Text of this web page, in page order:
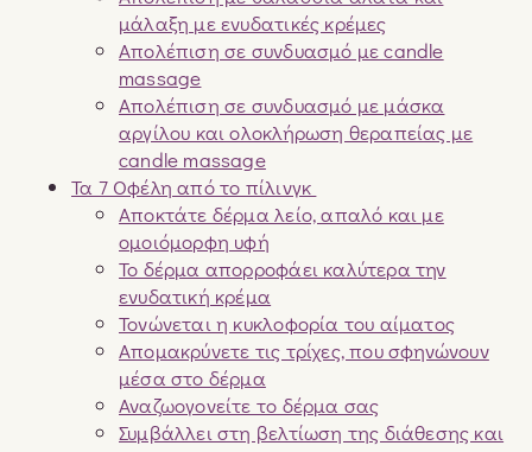
μάλαξη με ενυδατικές κρέμες
Απολέπιση σε συνδυασμό με candle
massage
Απολέπιση σε συνδυασμό με μάσκα
αργίλου και ολοκλήρωση θεραπείας με
candle massage
Τα 7 Οφέλη από το πίλινγκ
Αποκτάτε δέρμα λείο, απαλό και με
ομοιόμορφη υφή
Το δέρμα απορροφάει καλύτερα την
ενυδατική κρέμα
Τονώνεται η κυκλοφορία του αίματος
Απομακρύνετε τις τρίχες, που σφηνώνουν
μέσα στο δέρμα
Αναζωογονείτε το δέρμα σας
Συμβάλλει στη βελτίωση της διάθεσης και